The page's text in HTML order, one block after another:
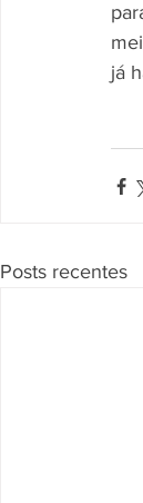
já
Posts recentes